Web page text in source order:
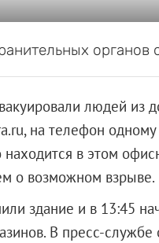
органов
людей
на телефон одному
находится в этом
о возможном взрыве.
здание и в 13:45
В пресс-службе